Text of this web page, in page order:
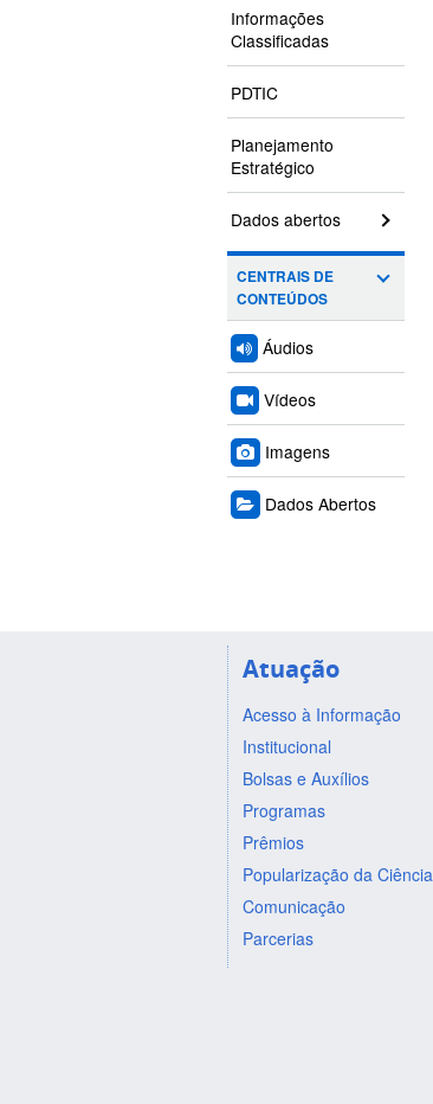
Informações
Classificadas
PDTIC
Planejamento
Estratégico
Dados abertos
CENTRAIS DE
CONTEÚDOS
Áudios
Vídeos
Imagens
Dados Abertos
Atuação
Acesso à Informação
Institucional
Bolsas e Auxílios
Programas
Prêmios
Popularização da Ciência
Comunicação
Parcerias